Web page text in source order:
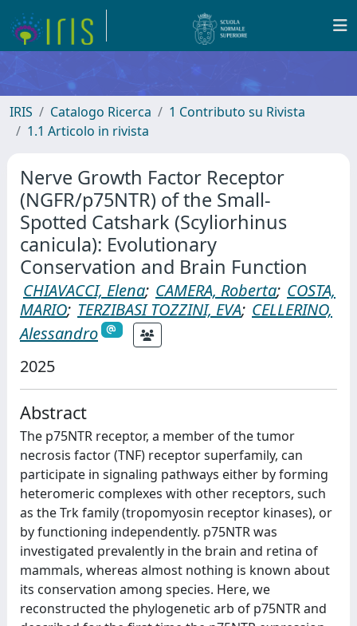
IRIS Catalogo Ricerca
1 Contributo su Rivista
1.1 Articolo in rivista
Nerve Growth Factor Receptor
(NGFR/p75NTR) of the Small-
Spotted Catshark (Scyliorhinus
canicula): Evolutionary
Conservation and Brain Function
CHIAVACCI, Elena; CAMERA, Roberta; COSTA,
MARIO; TERZIBASI TOZZINI, EVA; CELLERINO,
Alessandro
2025
Abstract
The p75NTR receptor, a member of the tumor
necrosis factor (TNF) receptor superfamily, can
participate in signaling pathways either by forming
heteromeric complexes with other receptors, such
as the Trk family (tropomyosin receptor kinases), or
by functioning independently. p75NTR was
investigated prevalently in the brain and retina of
mammals, whereas almost nothing is known about
its conservation among species. Here, we
reconstructed the phylogenetic arb of p75NTR and